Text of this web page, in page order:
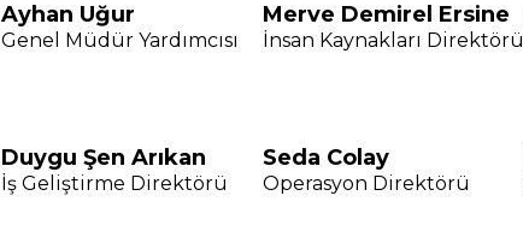
Ayhan Uğur
Genel Müdür Yardımcısı
Merve Demirel Ersine
İnsan Kaynakları Direktörü
Duygu Şen Arıkan
İş Geliştirme Direktörü
Seda Colay
Operasyon Direktörü